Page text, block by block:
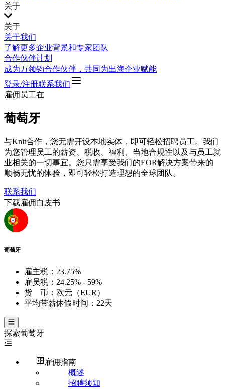
关于
关于
关于我们
了解更多企业背景和专家团队
合作伙伴计划
成为万领钧合作伙伴，共同为出海企业赋能
登录/注册联系我们
雇佣员工在
葡萄牙
与Knit合作，您无需开设本地实体，即可轻松招聘员工。我们
为您管理员工的薪资、税收、福利、当地合规性以及与员工就
业相关的一切事宜。您只需享受我们的EOR解决方案带来的
顺畅无忧的体验，即可轻松打造理想的全球团队。
联系我们
下载雇佣白皮书
葡萄牙
雇主税： 23.75%
雇员税： 24.25% - 59%
货 币： 欧元（EUR）
平均带薪休假时间： 22天
探索葡萄牙
雇佣指南
概述
招聘须知